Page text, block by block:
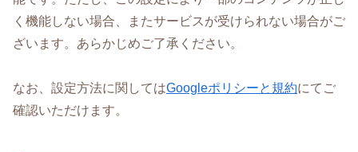
く機能しない場合、またサービスが受けられない場合がご
ざいます。あらかじめご了承ください。
なお、設定方法に関してはGoogleポリシーと規約にてご
確認いただけます。